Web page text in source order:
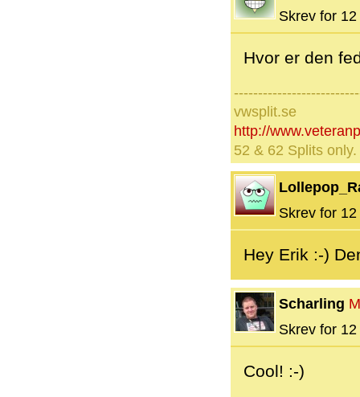
Skrev for
Hvor er den
vwsplit.se
http://
52 & 62 Splits
Skrev for
Hey Erik :-)
Scharling
Skrev for
Cool! :-)